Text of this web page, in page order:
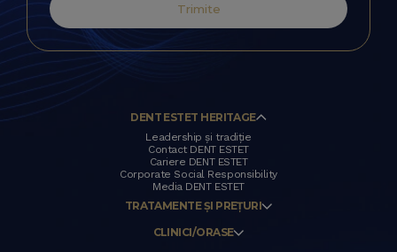
Trimite
DENT ESTET HERITAGE
Leadership și tradiție
Contact DENT ESTET
Cariere DENT ESTET
Corporate Social Responsibility
Media DENT ESTET
TRATAMENTE ȘI PREȚURI
CLINICI/ORASE